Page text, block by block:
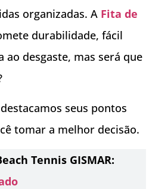
organizadas. A Fita de
durabilidade, fácil
ao desgaste, mas será que
seus pontos
tomar a melhor decisão.
Tennis GISMAR: